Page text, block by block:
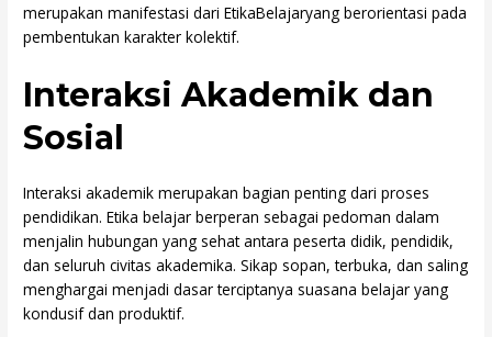
merupakan manifestasi dari EtikaBelajaryang berorientasi pada
pembentukan karakter kolektif.
Interaksi Akademik dan
Sosial
Interaksi akademik merupakan bagian penting dari proses
pendidikan. Etika belajar berperan sebagai pedoman dalam
menjalin hubungan yang sehat antara peserta didik, pendidik,
dan seluruh civitas akademika. Sikap sopan, terbuka, dan saling
menghargai menjadi dasar terciptanya suasana belajar yang
kondusif dan produktif.